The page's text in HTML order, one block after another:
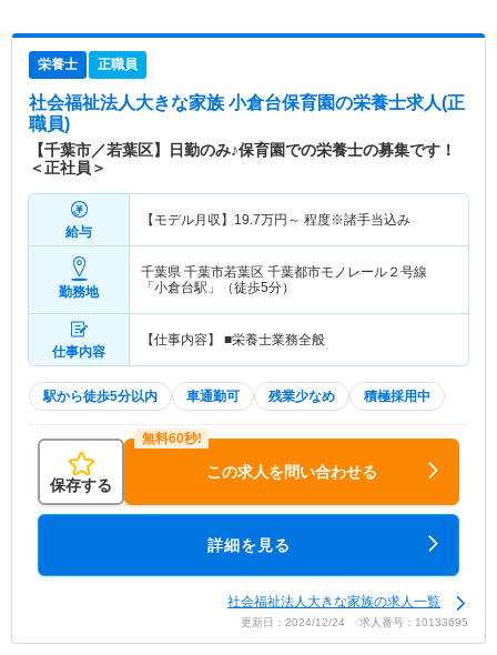
栄養士 正職員
社会福祉法人大きな家族 小倉台保育園の栄養士求人(正
職員)
【千葉市／若葉区】日勤のみ♪保育園での栄養士の募集です！
＜正社員＞
給与
【モデル月収】 19.7万円～ 程度※諸手当込み
勤務地
千葉県 千葉市若葉区 千葉都市モノレール２号線
「小倉台駅」（徒歩5分）
仕事内容
【仕事内容】 ■栄養士業務全般
駅から徒歩5分以内 車通勤可 残業少なめ 積極採用中
保存する
この求人を問い合わせる
詳細を見る
社会福祉法人大きな家族の求人一覧
更新日：2024/12/24 求人番号：10133695